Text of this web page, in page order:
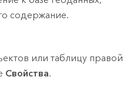
содержание.
или таблицу правой
Свойства.